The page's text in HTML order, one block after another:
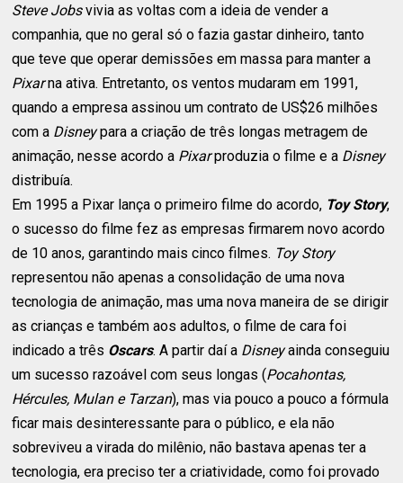
Steve Jobsvivia as voltas com a ideia de vender a
companhia, que no geral só o fazia gastar dinheiro, tanto
que teve que operar demissões em massa para manter a
Pixarna ativa. Entretanto, os ventos mudaram em 1991,
quando a empresa assinou um contrato de US$26 milhões
com a Disneypara a criação de três longas metragem de
animação, nesse acordo a Pixarproduzia o filme e a Disney
distribuía.
Em 1995 a Pixar lança o primeiro filme do acordo, Toy Story,
o sucesso do filme fez as empresas firmarem novo acordo
de 10 anos, garantindo mais cinco filmes. Toy Story
representou não apenas a consolidação de uma nova
tecnologia de animação, mas uma nova maneira de se dirigir
as crianças e também aos adultos, o filme de cara foi
indicado a três Oscars. A partir daí a Disneyainda conseguiu
um sucesso razoável com seus longas (Pocahontas,
Hércules, Mulan e Tarzan), mas via pouco a pouco a fórmula
ficar mais desinteressante para o público, e ela não
sobreviveu a virada do milênio, não bastava apenas ter a
tecnologia, era preciso ter a criatividade, como foi provado